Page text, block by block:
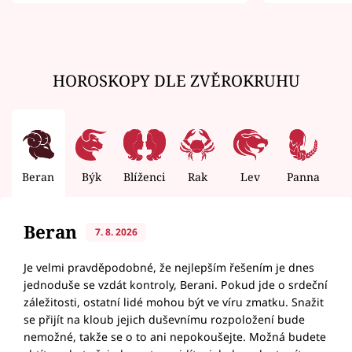
HOROSKOPY DLE ZVĚROKRUHU
Beran Býk Blíženci Rak Lev Panna
Beran 7. 8. 2026
Je velmi pravděpodobné, že nejlepším řešením je dnes
jednoduše se vzdát kontroly, Berani. Pokud jde o srdeční
záležitosti, ostatní lidé mohou být ve víru zmatku. Snažit
se přijít na kloub jejich duševnímu rozpoložení bude
nemožné, takže se o to ani nepokoušejte. Možná budete